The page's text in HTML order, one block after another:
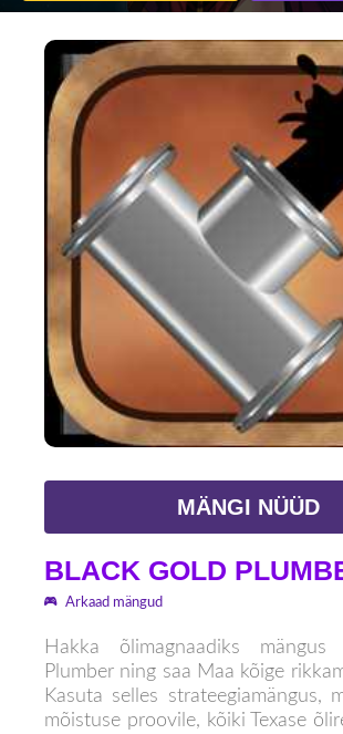
MÄNGI NÜÜD
BLACK GOLD
Arkaad mängud
Hakka õlimagnaadiks
Plumber ning saa Maa kõige
Kasuta selles strateegiamängus,
mõistuse proovile, kõiki Texase